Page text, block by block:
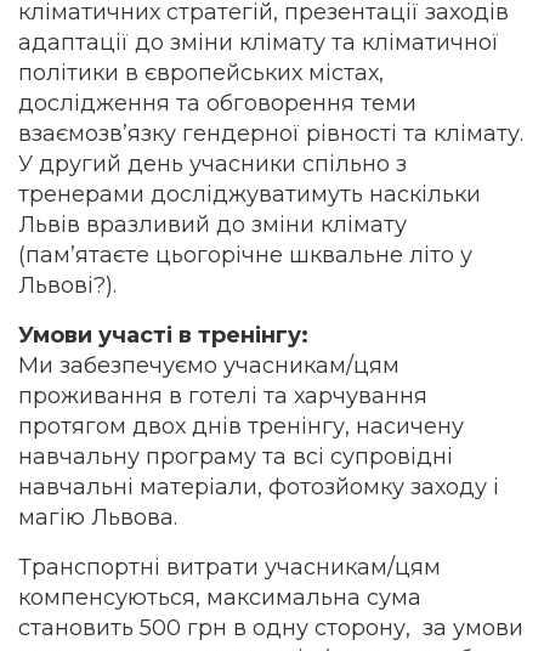
кліматичних стратегій, презентації заходів
адаптації до зміни клімату та кліматичної
політики в європейських містах,
дослідження та обговорення теми
взаємозв’язку гендерної рівності та клімату.
У другий день учасники спільно з
тренерами досліджуватимуть наскільки
Львів вразливий до зміни клімату
(пам’ятаєте цьогорічне шквальне літо у
Львові?).
Умови участі в тренінгу:
Ми забезпечуємо учасникам/цям
проживання в готелі та харчування
протягом двох днів тренінгу, насичену
навчальну програму та всі супровідні
навчальні матеріали, фотозйомку заходу і
магію Львова.
Транспортні витрати учасникам/цям
компенсуються, максимальна сума
становить 500 грн в одну сторону, за умови